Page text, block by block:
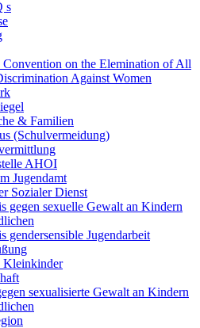
s
on the Elemination of All
Against Women
& Familien
(Schulvermeidung)
AHOI
Jugendamt
Sozialer Dienst
gegen sexuelle Gewalt an Kindern
gendersensible Jugendarbeit
Kleinkinder
sexualisierte Gewalt an Kindern